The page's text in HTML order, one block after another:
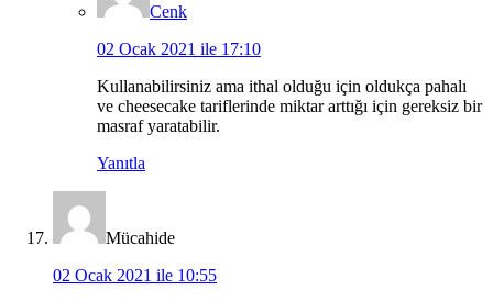
Cenk
02 Ocak 2021 ile 17:10
Kullanabilirsiniz ama ithal olduğu için oldukça pahalı
ve cheesecake tariflerinde miktar arttığı için gereksiz bir
masraf yaratabilir.
Yanıtla
Mücahide
02 Ocak 2021 ile 10:55